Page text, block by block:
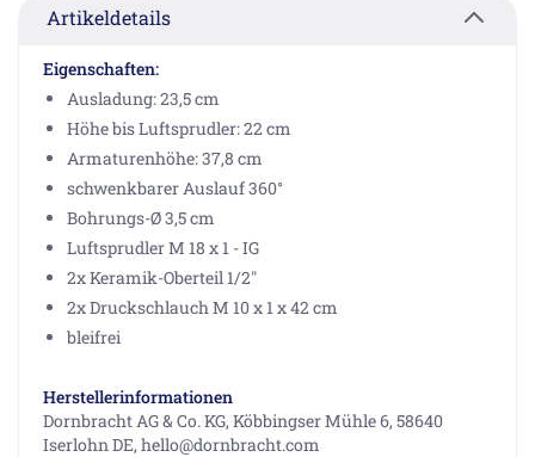
Artikeldetails
Eigenschaften:
Ausladung: 23,5 cm
Höhe bis Luftsprudler: 22 cm
Armaturenhöhe: 37,8 cm
schwenkbarer Auslauf 360°
Bohrungs-Ø 3,5 cm
Luftsprudler M 18 x 1 - IG
2x Keramik-Oberteil 1/2"
2x Druckschlauch M 10 x 1 x 42 cm
bleifrei
Herstellerinformationen
Dornbracht AG & Co. KG, Köbbingser Mühle 6, 58640
Iserlohn DE, hello@dornbracht.com